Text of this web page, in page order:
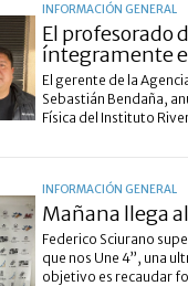
INFORMACIÓN GENERAL
El profesorado
íntegramente
El gerente de la
Sebastián Bendaña,
Física del Instituto
INFORMACIÓN GENERAL
Mañana llega
Federico Sciurano
que nos Une 4”, una
objetivo es recaudar